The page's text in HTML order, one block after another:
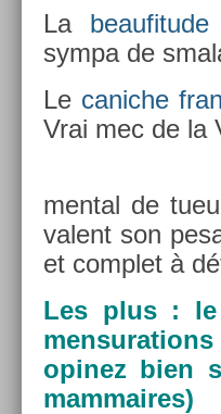
La
sympa de
Le canic­he
Vrai mec de la
ment­al de
valent son
et com­plet à
Les plus : le
op­inez bien
mam­maires)